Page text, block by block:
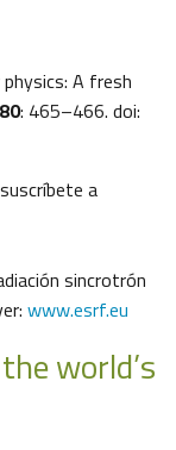
A fresh
: 465–466. doi:
a
sincrotrón
www.esrf.eu
world’s